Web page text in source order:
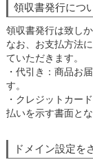
領収書発行につ
領収書発行は致し
なお、お支払方法
ていただきます。
・代引き：商品お
す。
・クレジットカー
払いを示す書面とな
ドメイン設定を